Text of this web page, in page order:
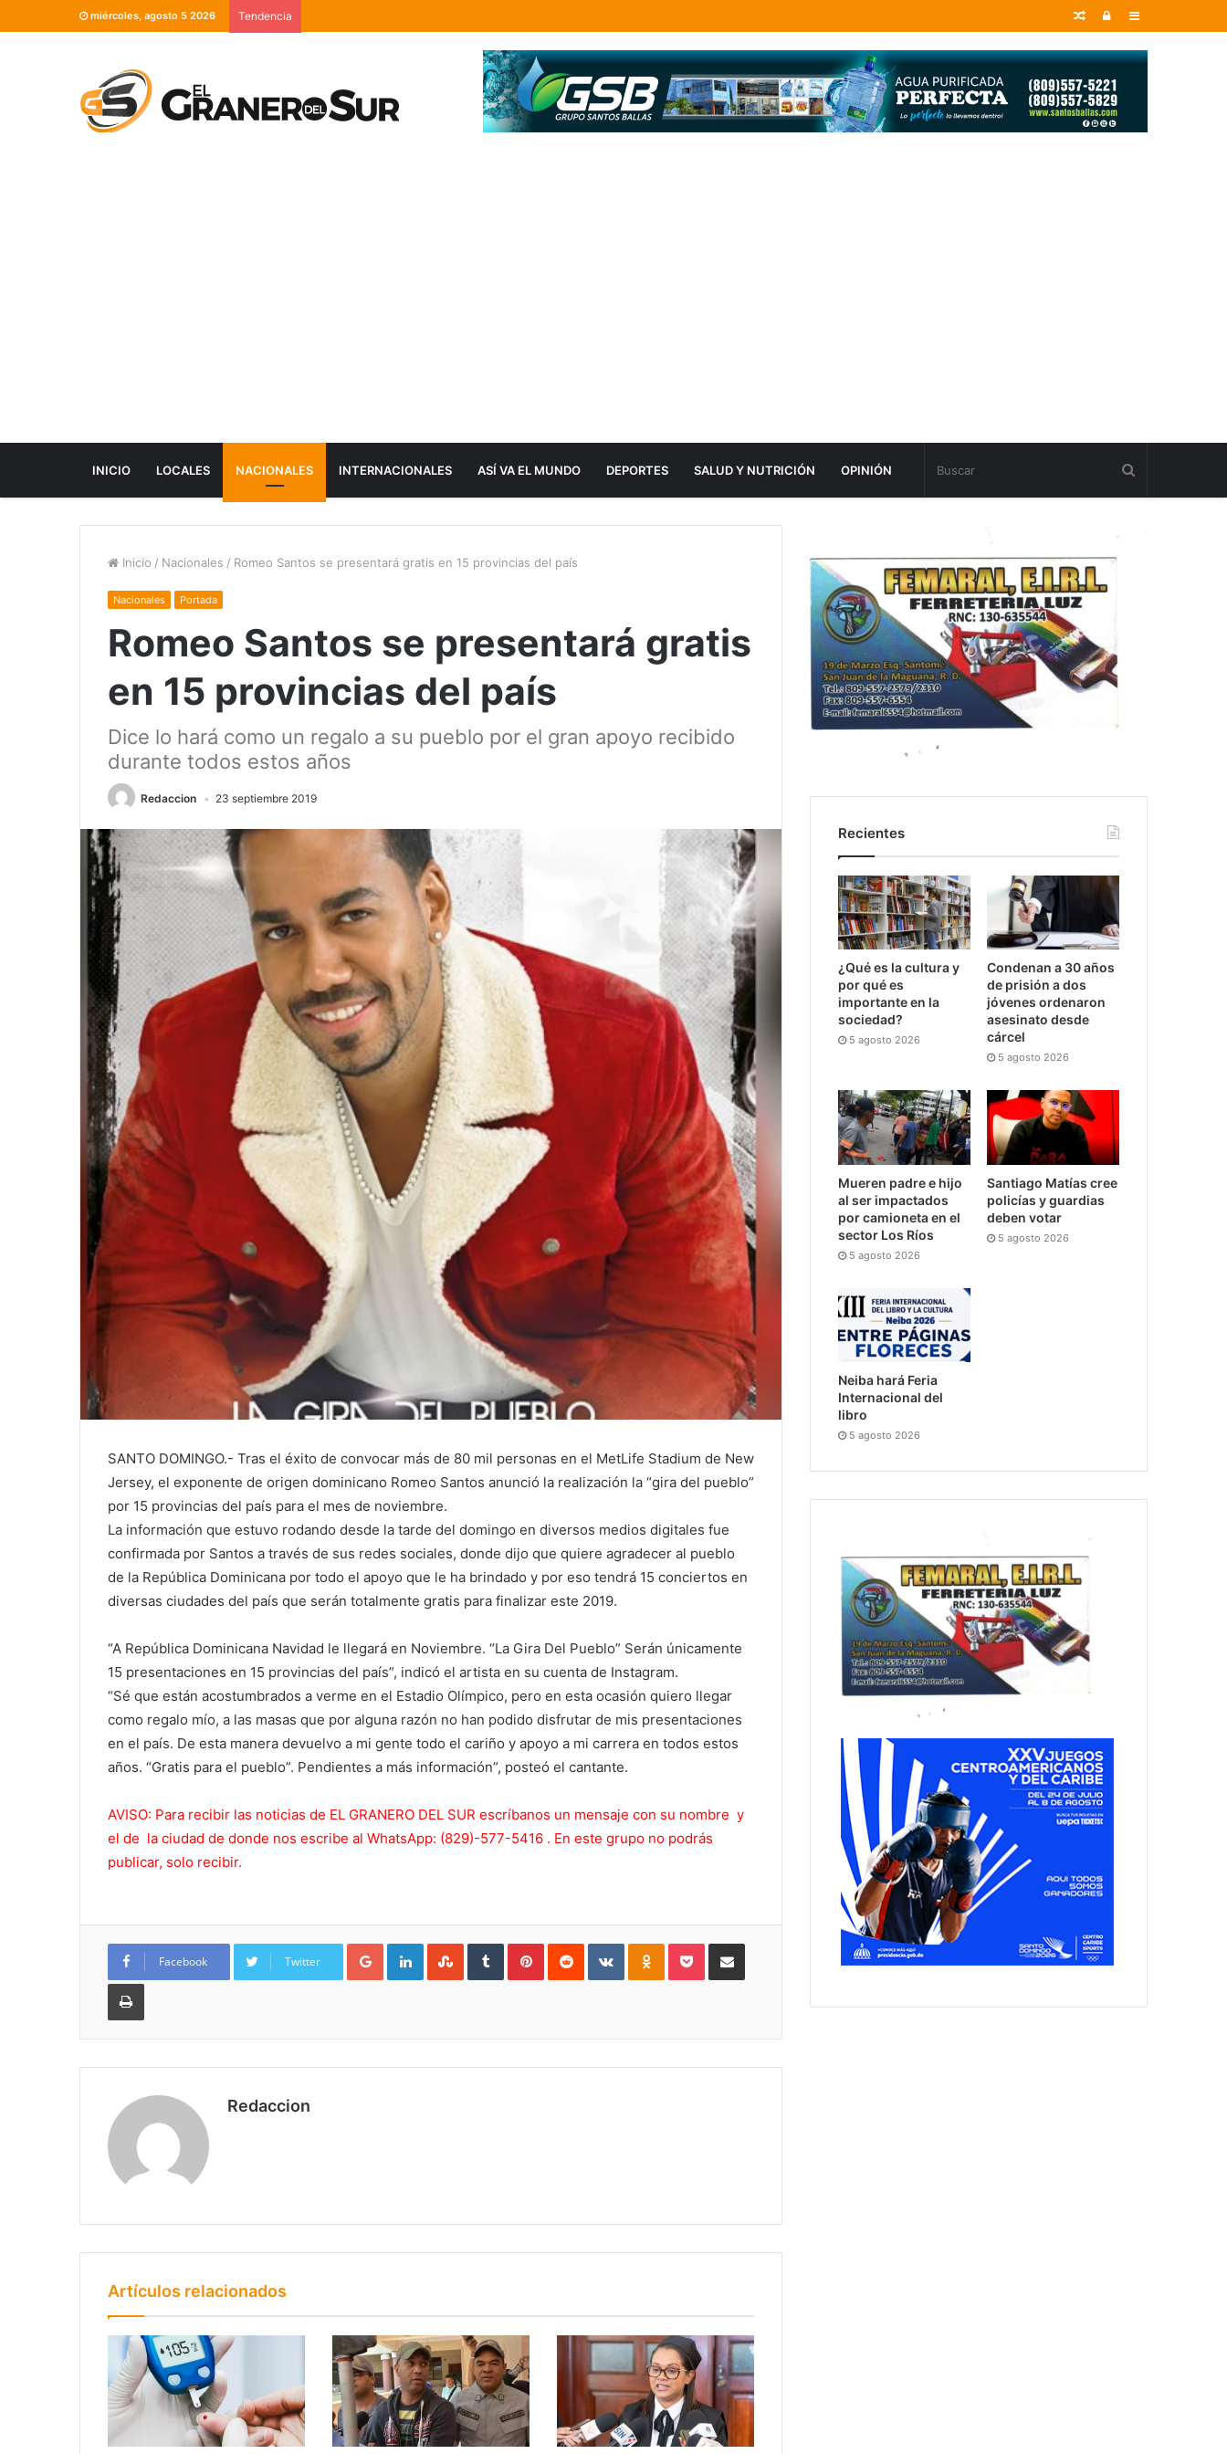
miércoles, agosto 5 2026 Tendencia Sidebar
Entrar
Random
INICIO LOCALES NACIONALES INTERNACIONALES ASÍ VA EL MUNDO DEPORTES SALUD Y NUTRICIÓN OPINIÓN
Inicio / Nacionales / Romeo Santos se presentará gratis en 15 provincias del país
Nacionales Portada
Romeo Santos se presentará gratis
en 15 provincias del país
Dice lo hará como un regalo a su pueblo por el gran apoyo recibido
durante todos estos años
Redaccion 23 septiembre 2019
SANTO DOMINGO.- Tras el éxito de convocar más de 80 mil personas en el MetLife Stadium de New
Jersey, el exponente de origen dominicano Romeo Santos anunció la realización la “gira del pueblo”
por 15 provincias del país para el mes de noviembre.
La información que estuvo rodando desde la tarde del domingo en diversos medios digitales fue
confirmada por Santos a través de sus redes sociales, donde dijo que quiere agradecer al pueblo
de la República Dominicana por todo el apoyo que le ha brindado y por eso tendrá 15 conciertos en
diversas ciudades del país que serán totalmente gratis para finalizar este 2019.
“A República Dominicana Navidad le llegará en Noviembre. “La Gira Del Pueblo” Serán únicamente
15 presentaciones en 15 provincias del país”, indicó el artista en su cuenta de Instagram.
“Sé que están acostumbrados a verme en el Estadio Olímpico, pero en esta ocasión quiero llegar
como regalo mío, a las masas que por alguna razón no han podido disfrutar de mis presentaciones
en el país. De esta manera devuelvo a mi gente todo el cariño y apoyo a mi carrera en todos estos
años. “Gratis para el pueblo”. Pendientes a más información”, posteó el cantante.
AVISO: Para recibir las noticias de EL GRANERO DEL SUR escríbanos un mensaje con su nombre y
el de la ciudad de donde nos escribe al WhatsApp: (829)-577-5416 . En este grupo no podrás
publicar, solo recibir.
Facebook Twitter
Google+LinkedInStumbleUpon
TumblrPinterestReddit VKontakteOdnoklassniki
PocketCompartir por Correo
Imprimir
Redaccion
Artículos relacionados
Recientes
¿Qué es la cultura y
por qué es
importante en la
sociedad?
5 agosto 2026
Condenan a 30 años
de prisión a dos
jóvenes ordenaron
asesinato desde
cárcel
5 agosto 2026
Mueren padre e hijo
al ser impactados
por camioneta en el
sector Los Ríos
5 agosto 2026
Santiago Matías cree
policías y guardias
deben votar
5 agosto 2026
Neiba hará Feria
Internacional del
libro
5 agosto 2026